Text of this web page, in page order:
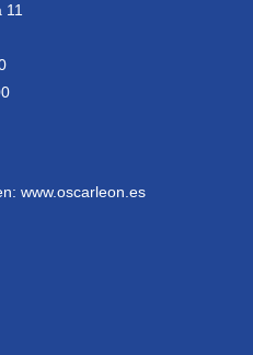
11
www.oscarleon.es